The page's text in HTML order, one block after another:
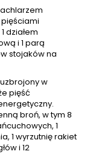
działem
i 1 parą
stojaków na
w
pięść
broń, w tym 8
1
1 wyrzutnię rakiet
i 12